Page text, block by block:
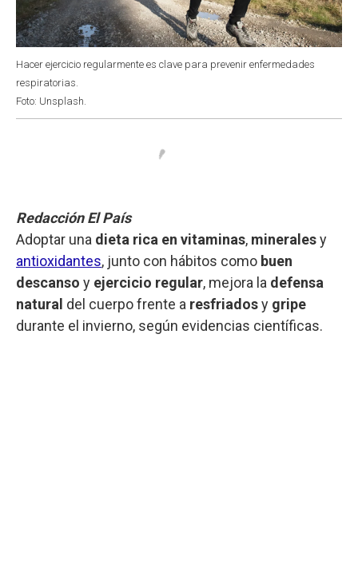
Hacer ejercicio regularmente es clave para prevenir enfermedades
respiratorias.
Foto: Unsplash.
Redacción El País
Adoptar una dieta rica en vitaminas, mineralesy
antioxidantes, junto con hábitos como buen
descanso y ejercicio regular, mejora la defensa
natural del cuerpo frente a resfriadosy gripe
durante el invierno, según evidencias científicas.